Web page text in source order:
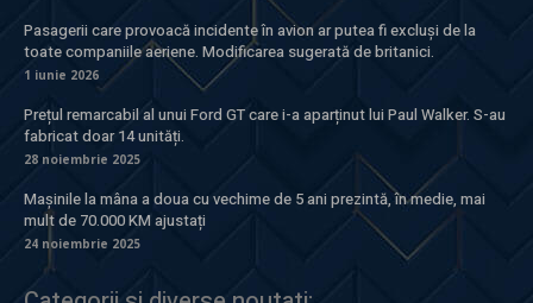
Pasagerii care provoacă incidente în avion ar putea fi excluși de la
toate companiile aeriene. Modificarea sugerată de britanici.
1 iunie 2026
Prețul remarcabil al unui Ford GT care i-a aparținut lui Paul Walker. S-au
fabricat doar 14 unități.
28 noiembrie 2025
Mașinile la mâna a doua cu vechime de 5 ani prezintă, în medie, mai
mult de 70.000 KM ajustați
24 noiembrie 2025